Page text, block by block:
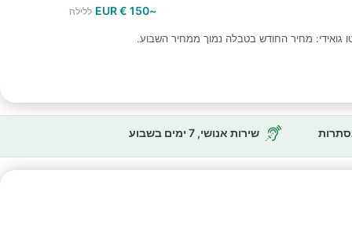
~150 € EUR ללילה
גואידי: מחיר החודש בטבלה נמוך ממחיר השבוע.
שירות אנושי, 7 ימים בשבוע